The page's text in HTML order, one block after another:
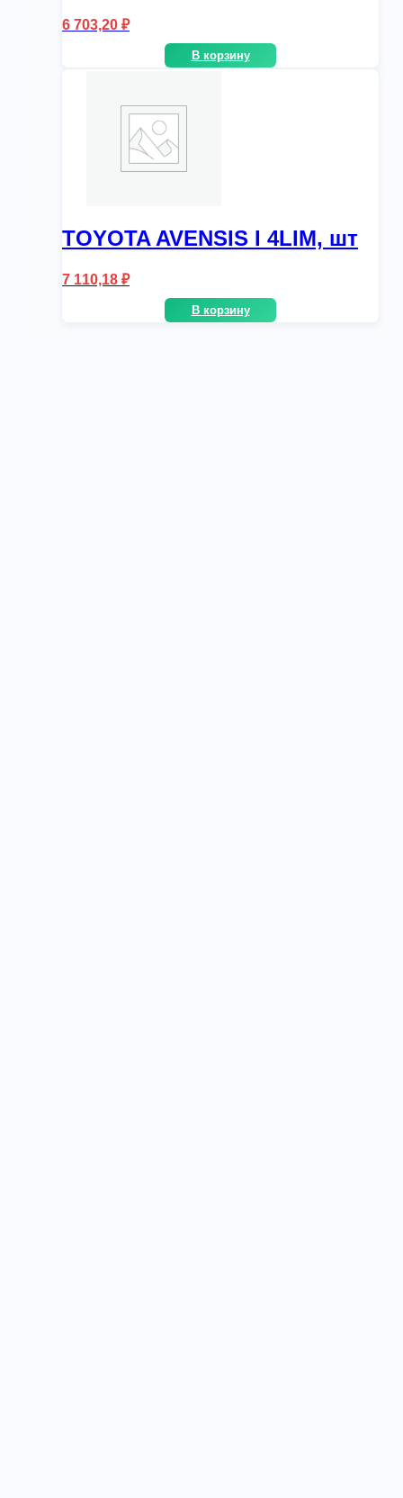
6 703,20 ₽
В корзину
TOYOTA AVENSIS I 4LIM, шт
7 110,18 ₽
В корзину